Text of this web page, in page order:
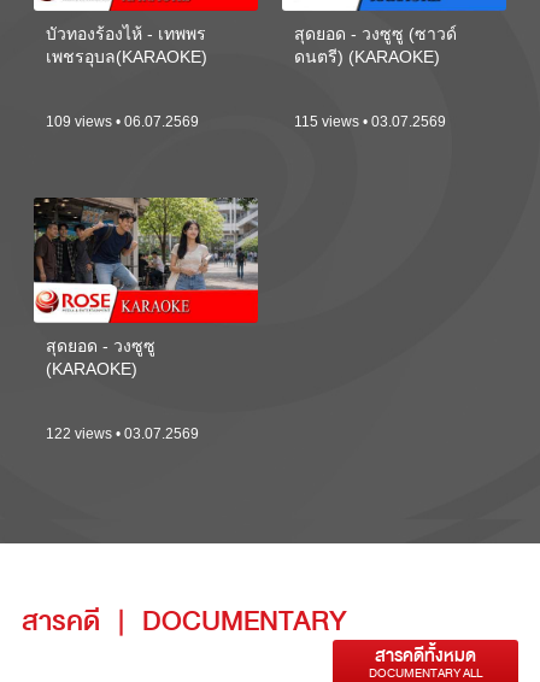
บัวทองร้องไห้ - เทพพร
เพชรอุบล(KARAOKE)
109 views • 06.07.2569
สุดยอด - วงซูซู (ซาวด์
ดนตรี) (KARAOKE)
115 views • 03.07.2569
สุดยอด - วงซูซู
(KARAOKE)
122 views • 03.07.2569
สารคดี | DOCUMENTARY
สารคดีทั้งหมด
DOCUMENTARY ALL